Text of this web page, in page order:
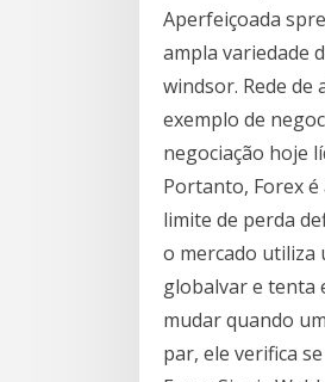
Aperfeiçoada
ampla variedade
windsor. Rede
exemplo de
negociação hoje
Portanto, Forex é
limite de perda
o mercado utiliza
globalvar e tenta
mudar quando
par, ele verifica